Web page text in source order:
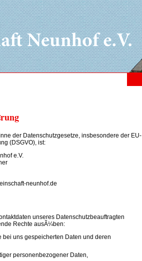
der Datenschutzgesetze, insbesondere der EU-
(DSGVO), ist:
e.V.
neunhof.de
unseres Datenschutzbeauftragten
Rechte ausÃ¼ben:
bei uns gespeicherten Daten und deren
personenbezogener Daten,